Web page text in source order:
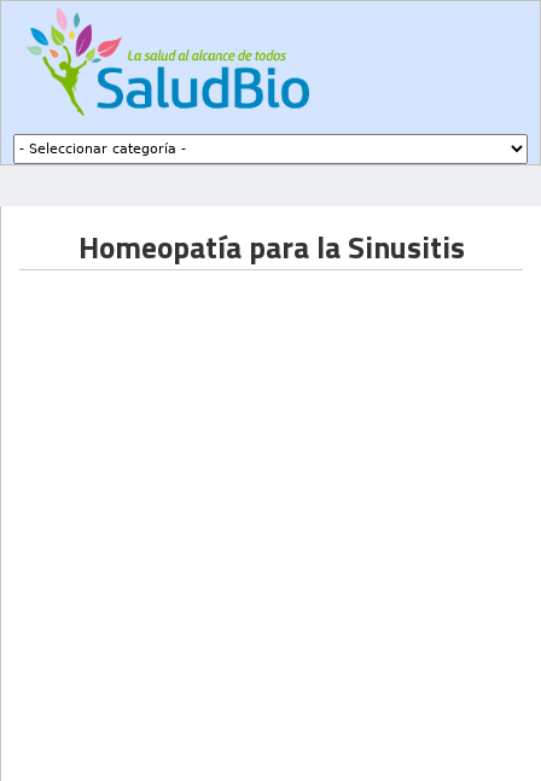
Homeopatía para la Sinusitis